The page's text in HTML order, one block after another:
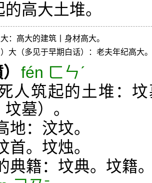
高大土堆。
：高大的建筑丨身材高大。
大（多见于早期白话）：老夫年纪高大。
fén ㄈㄣˊ
人筑起的土堆：
坟墓）。
：汶坟。
。坟烛。
典籍：坟典。坟籍